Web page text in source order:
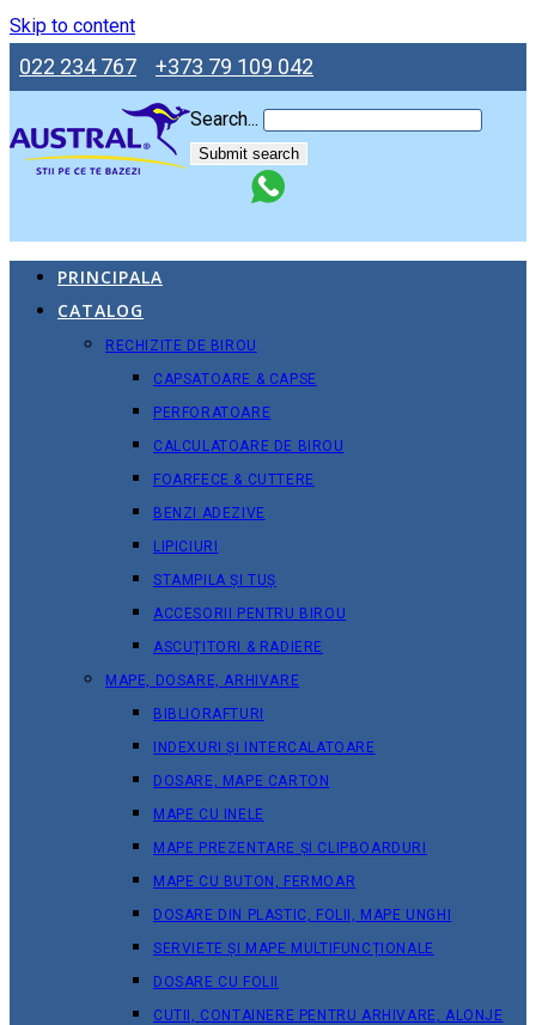
Skip to content
022 234 767 +373 79 109 042
Search...
Submit search
PRINCIPALA
CATALOG
RECHIZITE DE BIROU
CAPSATOARE & CAPSE
PERFORATOARE
CALCULATOARE DE BIROU
FOARFECE & CUTTERE
BENZI ADEZIVE
LIPICIURI
STAMPILA ȘI TUȘ
ACCESORII PENTRU BIROU
ASCUȚITORI & RADIERE
MAPE, DOSARE, ARHIVARE
BIBLIORAFTURI
INDEXURI ȘI INTERCALATOARE
DOSARE, MAPE CARTON
MAPE CU INELE
MAPE PREZENTARE ȘI CLIPBOARDURI
MAPE CU BUTON, FERMOAR
DOSARE DIN PLASTIC, FOLII, MAPE UNGHI
SERVIETE ȘI MAPE MULTIFUNCȚIONALE
DOSARE CU FOLII
CUTII, CONTAINERE PENTRU ARHIVARE, ALONJE